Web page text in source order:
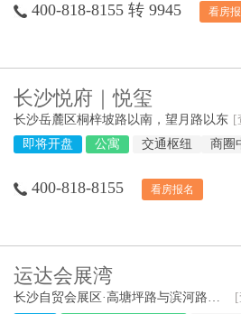
400-818-8155 转 9945 看房
长沙悦府｜悦玺
长沙岳麓区桐梓坡路以南，望月路以东 [
即将开盘
公寓 交通枢纽 商圈
400-818-8155 看房报名
运达会展湾
长沙自贸会展区·高塘坪路与滨河路交汇处